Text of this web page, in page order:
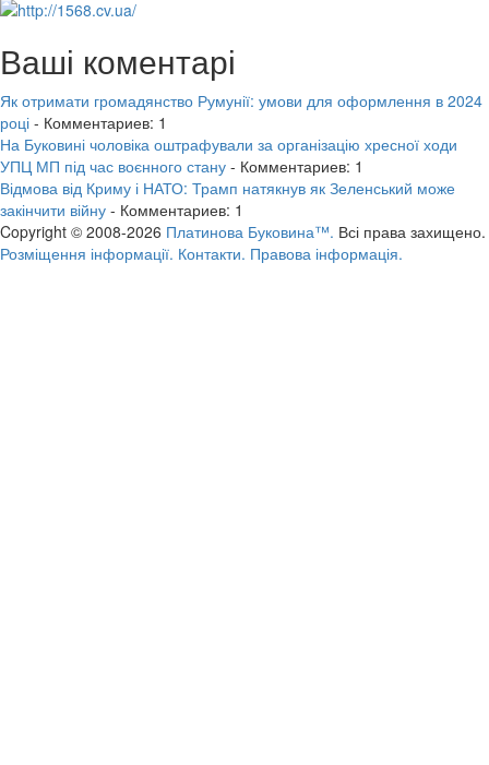
Ваші коментарі
Як отримати громадянство Румунії: умови для оформлення в 2024
році - Комментариев: 1
На Буковині чоловіка оштрафували за організацію хресної ходи
УПЦ МП під час воєнного стану - Комментариев: 1
Відмова від Криму і НАТО: Трамп натякнув як Зеленський може
закінчити війну - Комментариев: 1
Copyright © 2008-2026 Платинова Буковина™. Всі права захищено.
Розміщення інформації. Контакти. Правова інформація.